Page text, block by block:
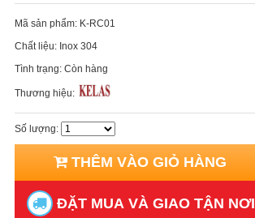
Mã sản phẩm: K-RC01
Chất liệu: Inox 304
Tình trạng: Còn hàng
Thương hiệu:
Số lượng:
THÊM VÀO GIỎ HÀNG
ĐẶT MUA VÀ GIAO TẬN NƠI